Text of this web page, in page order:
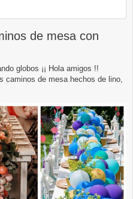
de mesa con
globos ¡¡ Hola amigos !!
caminos de mesa hechos de lino,